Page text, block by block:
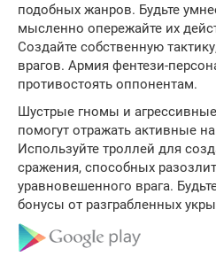
подобных жанров. Будьте
мысленно опережайте их
Создайте собственную
врагов. Армия фентези-
противостоять оппонентам.
Шустрые гномы и
помогут отражать активные
Используйте троллей для
сражения, способных
уравновешенного врага.
бонусы от разграбленных